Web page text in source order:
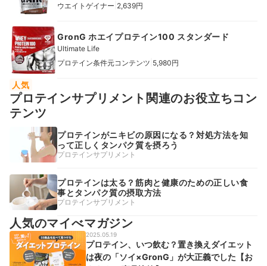
ウエイトゲイナー 2,639円
GronG ホエイプロテイン100 スタンダード
Ultimate Life
プロテイン条件元コンテンツ 5,980円
人気
プロテインサプリメント関連のお役立ちコン
テンツ
プロテインがニキビの原因になる？対処方法を知
って正しくタンパク質を摂ろう
プロテインサプリメント
プロテインは太る？筋肉と健康のための正しい食
事とタンパク質の摂取方法
プロテインサプリメント
人気のマイべマガジン
2025.05.19
プロテイン、いつ飲む？置き換えダイエット
は夜の「ソイ×GronG」が大正義でした【お